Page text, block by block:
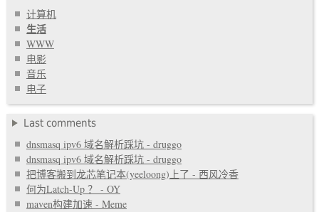
计算机
生活
WWW
电影
音乐
电子
Last comments
dnsmasq ipv6 域名解析踩坑 - druggo
dnsmasq ipv6 域名解析踩坑 - druggo
把博客搬到龙芯笔记本(yeeloong)上了 - 西风冷香
何为Latch-Up ？ - OY
maven构建加速 - Meme